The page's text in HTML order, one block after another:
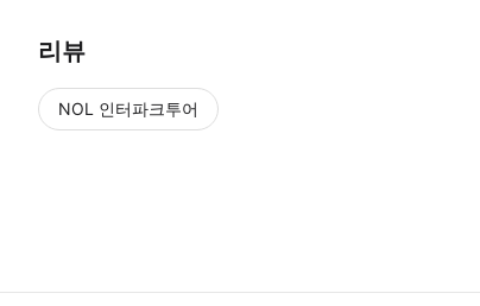
리뷰
NOL 인터파크투어